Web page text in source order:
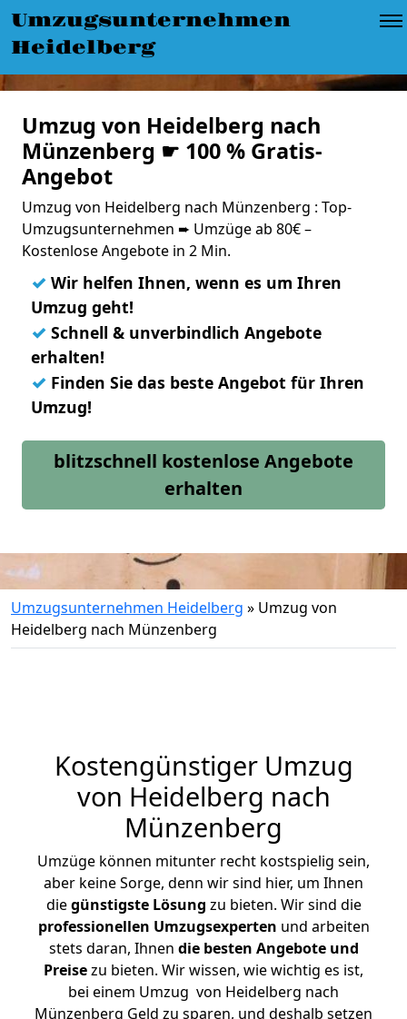
Umzugsunternehmen
Heidelberg
Umzug von Heidelberg nach
Münzenberg ☛ 100 % Gratis-
Angebot
Umzug von Heidelberg nach Münzenberg : Top-
Umzugsunternehmen ➨ Umzüge ab 80€ –
Kostenlose Angebote in 2 Min.
✓ Wir helfen Ihnen, wenn es um Ihren
Umzug geht!
✓ Schnell & unverbindlich Angebote
erhalten!
✓ Finden Sie das beste Angebot für Ihren
Umzug!
blitzschnell kostenlose Angebote
erhalten
Umzugsunternehmen Heidelberg » Umzug von
Heidelberg nach Münzenberg
Kostengünstiger Umzug
von Heidelberg nach
Münzenberg
Umzüge können mitunter recht kostspielig sein,
aber keine Sorge, denn wir sind hier, um Ihnen
diegünstigste Lösung zu bieten. Wir sind die
professionellen Umzugsexperten und arbeiten
stets daran, Ihnen die besten Angebote und
Preisezu bieten. Wir wissen, wie wichtig es ist,
bei einem Umzug von Heidelberg nach
Münzenberg Geld zu sparen, und deshalb setzen